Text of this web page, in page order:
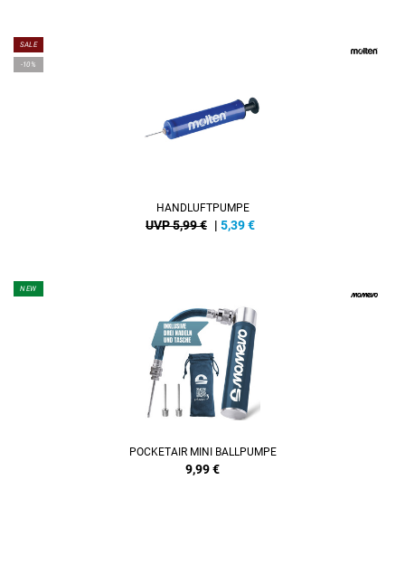
SALE
-10%
HANDLUFTPUMPE
UVP 5,99 € | 5,39€
NEW
POCKETAIR MINI BALLPUMPE
9,99€